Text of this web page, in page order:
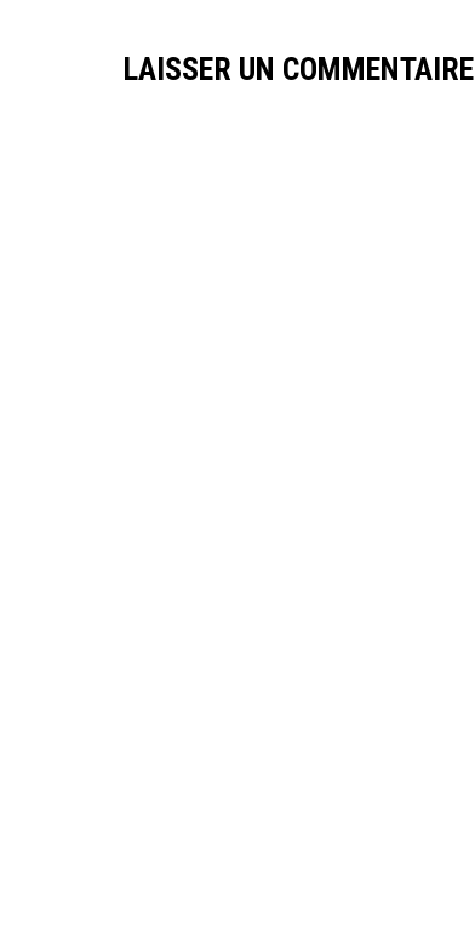
LAISSER UN COMMENTAIRE